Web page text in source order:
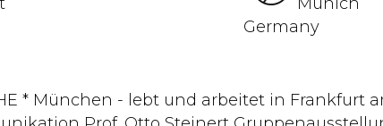
Germany
* München - lebt und arbeitet in